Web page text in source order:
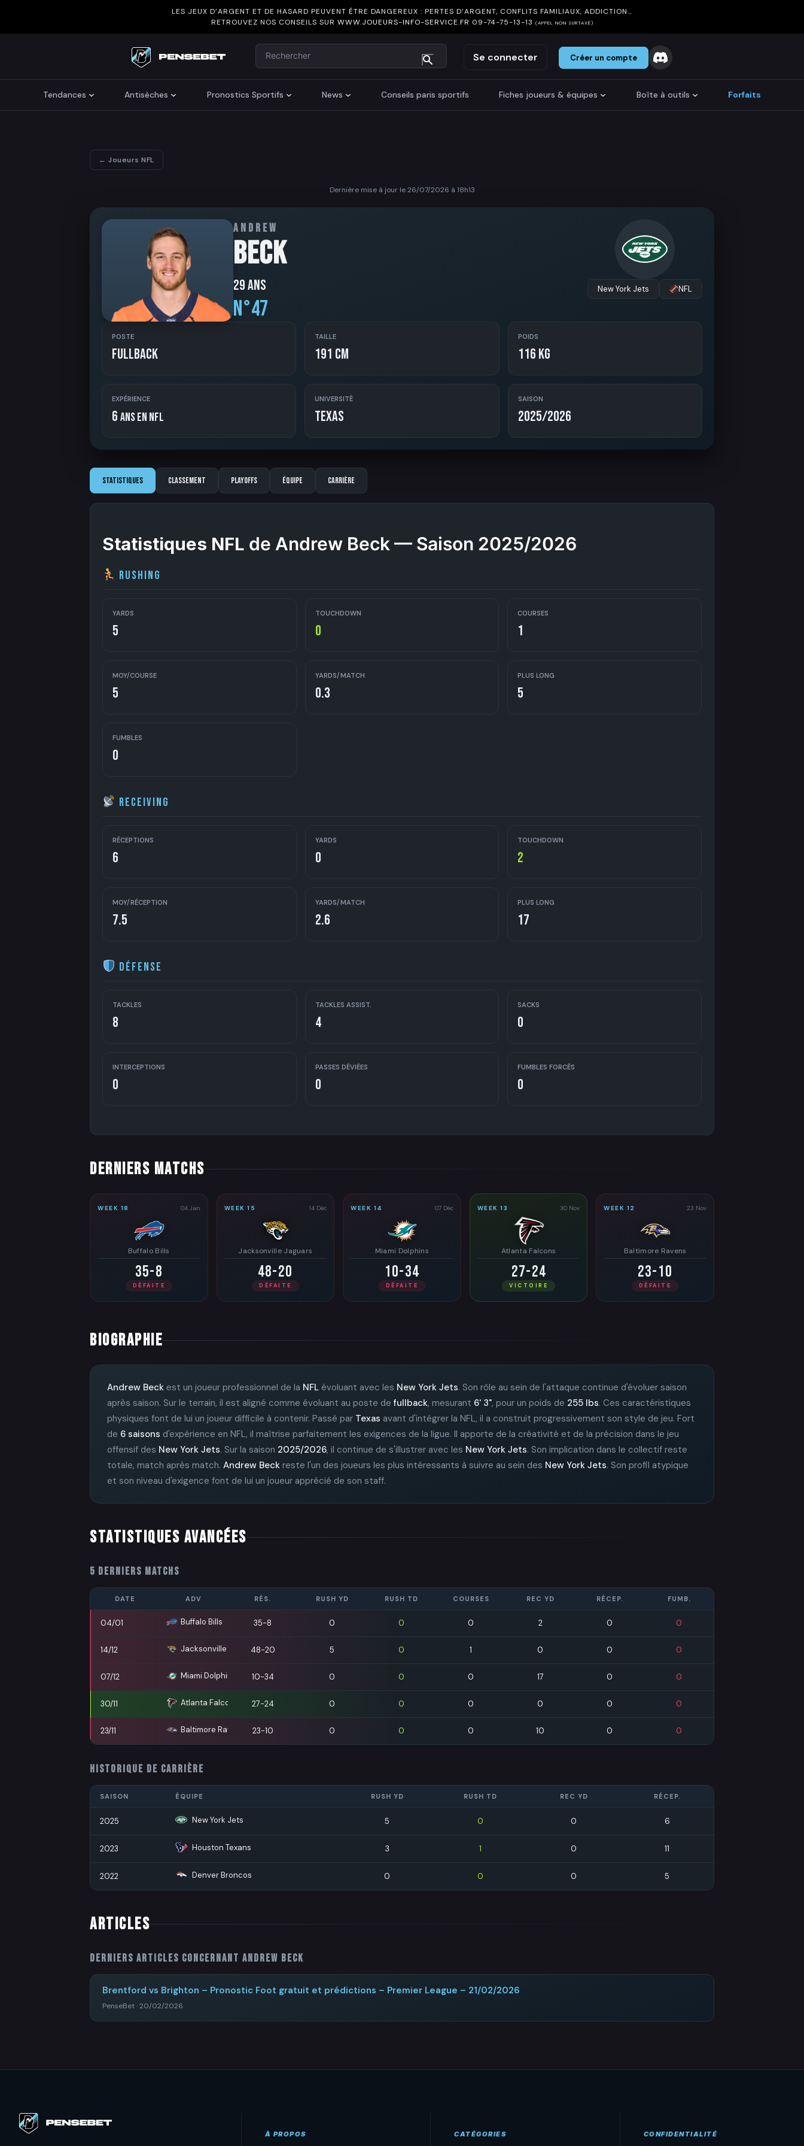
LES JEUX D’ARGENT ET DE HASARD PEUVENT ÊTRE DANGEREUX : PERTES D’ARGENT, CONFLITS FAMILIAUX, ADDICTION…
RETROUVEZ NOS CONSEILS SUR WWW.JOUEURS-INFO-SERVICE.FR 09-74-75-13-13 (APPEL NON SURTAXÉ)
Rechercher
Search Se connecter Créer un compte
Tendances Antisèches Pronostics Sportifs News Conseils paris sportifs Fiches joueurs & équipes Boîte à outils Forfaits
← Joueurs NFL
Dernière mise à jour le 26/07/2026 à 18h13
ANDREW
BECK
29 ans
N°47
New York Jets NFL
POSTE
Fullback
TAILLE
191 cm
POIDS
116 kg
EXPÉRIENCE
6 ans en NFL
UNIVERSITÉ
Texas
SAISON
2025/2026
Statistiques Classement Playoffs Équipe Carrière
Statistiques NFL de Andrew Beck — Saison 2025/2026
Rushing
YARDS
5
TOUCHDOWN
0
COURSES
1
MOY/COURSE
5
YARDS/MATCH
0.3
PLUS LONG
5
FUMBLES
0
Receiving
RÉCEPTIONS
6
YARDS
0
TOUCHDOWN
2
MOY/RÉCEPTION
7.5
YARDS/MATCH
2.6
PLUS LONG
17
Défense
TACKLES
8
TACKLES ASSIST.
4
SACKS
0
INTERCEPTIONS
0
PASSES DÉVIÉES
0
FUMBLES FORCÉS
0
DERNIERS MATCHS
WEEK 18 04 Jan
Buffalo Bills
35-8
DÉFAITE
WEEK 15 14 Déc
Jacksonville Jaguars
48-20
DÉFAITE
WEEK 14 07 Déc
Miami Dolphins
10-34
DÉFAITE
WEEK 13 30 Nov
Atlanta Falcons
27-24
VICTOIRE
WEEK 12 23 Nov
Baltimore Ravens
23-10
DÉFAITE
BIOGRAPHIE
Andrew Beck est un joueur professionnel de la NFL évoluant avec les New York Jets. Son rôle au sein de l'attaque continue d'évoluer saison
après saison. Sur le terrain, il est aligné comme évoluant au poste defullback, mesurant 6' 3", pour un poids de 255 lbs. Ces caractéristiques
physiques font de lui un joueur difficile à contenir. Passé par Texas avant d'intégrer la NFL, il a construit progressivement son style de jeu. Fort
de 6 saisons d'expérience en NFL, il maîtrise parfaitement les exigences de la ligue. Il apporte de la créativité et de la précision dans le jeu
offensif des New York Jets. Sur la saison 2025/2026, il continue de s'illustrer avec les New York Jets. Son implication dans le collectif reste
totale, match après match. Andrew Beck reste l'un des joueurs les plus intéressants à suivre au sein des New York Jets. Son profil atypique
et son niveau d'exigence font de lui un joueur apprécié de son staff.
STATISTIQUES AVANCÉES
5 DERNIERS MATCHS
DATE ADV RÉS. RUSH YD RUSH TD COURSES REC YD RÉCEP. FUMB.
04/01 Buffalo Bills 35-8 0 0 0 2 0 0
14/12 Jacksonville Jaguars48-20 5 0 1 0 0 0
07/12 Miami Dolphins 10-34 0 0 0 17 0 0
30/11 Atlanta Falcons 27-24 0 0 0 0 0 0
23/11 Baltimore Ravens 23-10 0 0 0 10 0 0
HISTORIQUE DE CARRIÈRE
SAISON ÉQUIPE RUSH YD RUSH TD REC YD RÉCEP.
2025 New York Jets 5 0 0 6
2023 Houston Texans 3 1 0 11
2022 Denver Broncos 0 0 0 5
ARTICLES
Derniers articles concernant Andrew Beck
Brentford vs Brighton – Pronostic Foot gratuit et prédictions – Premier League – 21/02/2026
PenseBet · 20/02/2026
À PROPOS CATÉGORIES CONFIDENTIALITÉ